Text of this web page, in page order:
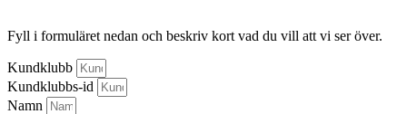
Fyll i formuläret nedan och beskriv kort vad du vill att vi ser över.
Kundklubb
Kundklubbs-id
Namn